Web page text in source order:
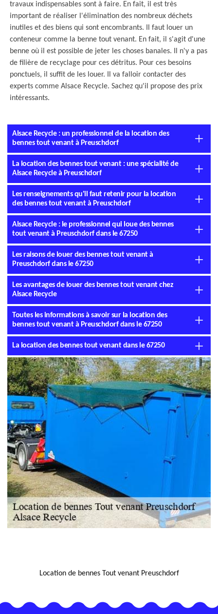
travaux indispensables sont à faire. En fait, il est très
important de réaliser l'élimination des nombreux déchets
inutiles et des biens qui sont encombrants. Il faut louer un
conteneur comme la benne tout venant. En fait, il s'agit d'une
benne où il est possible de jeter les choses banales. Il n'y a pas
de filière de recyclage pour ces détritus. Pour ces besoins
ponctuels, il suffit de les louer. Il va falloir contacter des
experts comme Alsace Recycle. Sachez qu'il propose des prix
intéressants.
Alsace Recycle : un professionnel de la location des
bennes tout venant à Preuschdorf
La location des bennes tout venant : une spécialité de
Alsace Recycle à Preuschdorf
Les renseignements qu'il faut retenir pour la location
des bennes tout venant à Preuschdorf
Alsace Recycle : le professionnel qui loue des bennes
tout venant à Preuschdorf dans le 67250
Les raisons de louer des bennes tout venant à
Preuschdorf dans le 67250
Les avantages de louer des bennes tout venant chez
Alsace Recycle
Toutes les informations à savoir sur la location des
bennes tout venant à Preuschdorf dans le 67250
La location des bennes tout venant dans le 67250
Location de bennes Tout venant Preuschdorf